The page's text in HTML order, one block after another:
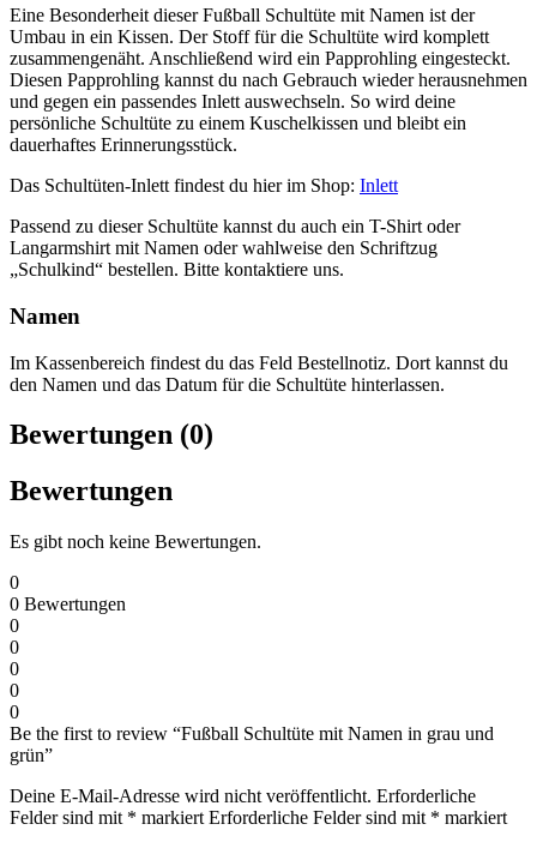
Eine Besonderheit dieser Fußball Schultüte mit Namen ist der
Umbau in ein Kissen. Der Stoff für die Schultüte wird komplett
zusammengenäht. Anschließend wird ein Papprohling eingesteckt.
Diesen Papprohling kannst du nach Gebrauch wieder herausnehmen
und gegen ein passendes Inlett auswechseln. So wird deine
persönliche Schultüte zu einem Kuschelkissen und bleibt ein
dauerhaftes Erinnerungsstück.
Das Schultüten-Inlett findest du hier im Shop: Inlett
Passend zu dieser Schultüte kannst du auch ein T-Shirt oder
Langarmshirt mit Namen oder wahlweise den Schriftzug
„Schulkind“ bestellen. Bitte kontaktiere uns.
Namen
Im Kassenbereich findest du das Feld Bestellnotiz. Dort kannst du
den Namen und das Datum für die Schultüte hinterlassen.
Bewertungen (0)
Bewertungen
Es gibt noch keine Bewertungen.
0
0 Bewertungen
0
0
0
0
0
Be the first to review “Fußball Schultüte mit Namen in grau und
grün”
Deine E-Mail-Adresse wird nicht veröffentlicht. Erforderliche
Felder sind mit * markiert Erforderliche Felder sind mit * markiert